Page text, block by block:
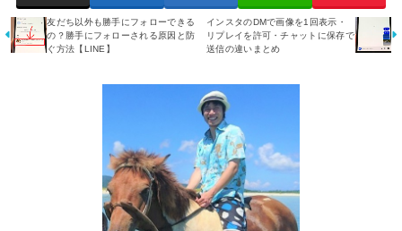
友だち以外も勝手にフォローできる
の？勝手にフォローされる原因と防
ぐ方法【LINE】
インスタのDMで画像を1回表示・
リプレイを許可・チャットに保存で
送信の違いまとめ